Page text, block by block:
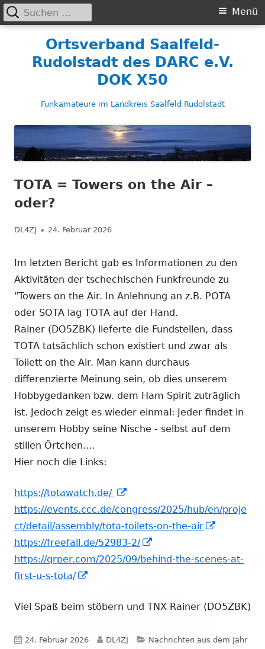
Ortsverband Saalfeld-
Rudolstadt des DARC e.V.
DOK X50
Funkamateure im Landkreis Saalfeld Rudolstadt
Primäres
Menü
Suchen
nach:
TOTA = Towers on the Air –
oder?
Autor
DL4ZJ Veröffentlicht
24. Februar 2026
Im letzten Bericht gab es Informationen zu den
Aktivitäten der tschechischen Funkfreunde zu
"Towers on the Air. In Anlehnung an z.B. POTA
oder SOTA lag TOTA auf der Hand.
Rainer (DO5ZBK) lieferte die Fundstellen, dass
TOTA tatsächlich schon existiert und zwar als
Toilett on the Air. Man kann durchaus
differenzierte Meinung sein, ob dies unserem
Hobbygedanken bzw. dem Ham Spirit zuträglich
ist. Jedoch zeigt es wieder einmal: Jeder findet in
unserem Hobby seine Nische - selbst auf dem
stillen Örtchen....
Hier noch die Links:
https://totawatch.de/
neuem
Fenster
öffnen
https://events.ccc.de/congress/2025/hub/en/proje
ct/detail/assembly/tota-toilets-on-the-air
Fenster
https://freefall.de/52983-2/
neuem
https://qrper.com/2025/09/behind-the-scenes-at-
first-u-s-tota/
Fenster
Viel Spaß beim stöbern und TNX Rainer (DO5ZBK)
Veröffentlicht
24. Februar 2026 Autor
DL4ZJ Kategorien
Nachrichten aus dem Jahr